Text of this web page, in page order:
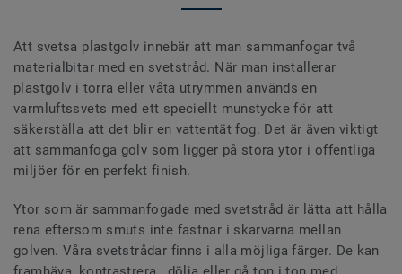
Att svetsa plastgolv innebär att man sammanfogar två
materialbitar med en svetstråd. När man installerar
plastgolv i torra eller våta utrymmen används en
varmluftssvets med ett speciellt munstycke för att
säkerställa att det blir en vattentät fog. Det är även viktigt
att sammanfoga golv som ligger på stora ytor i offentliga
miljöer för en perfekt finish.
Ytor som är sammanfogade med svetstråd är lätta att hålla
rena eftersom smuts inte fastnar i skarvarna mellan
golven. Våra svetstrådar finns i alla möjliga färger. De kan